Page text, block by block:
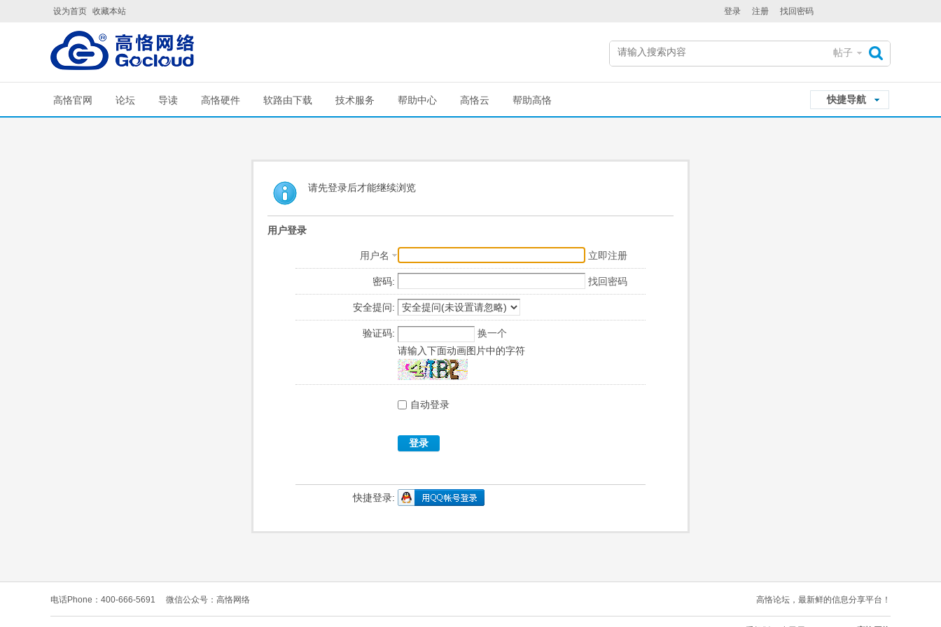
设为首页 收藏本站 登录 注册 找回密码
帖子
快捷导航
高恪官网 论坛 导读 高恪硬件 软路由下载 技术服务 帮助中心 高恪云 帮助高恪
请先登录后才能继续浏览
用户登录
用户名 立即注册
密码: 找回密码
安全提问:
验证码:
换一个
请输入下面动画图片中的字符
自动登录
登录
快捷登录:
电话Phone：400-666-5691 微信公众号：高恪网络 高恪论坛，最新鲜的信息分享平台！